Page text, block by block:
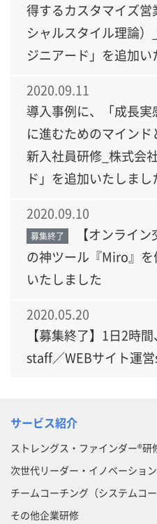
得するカスタマイズ
シャルスタイル理論
ジニアード」を追加い
2020.09.11
導入事例に、「成長
に進むためのマイン
新入社員研修_株式会
ド」を追加いたしまし
2020.09.10
募集終了
【オンライ
の神ツール『Miro』
いたしました
2020.05.20
【募集終了】1日2時
staff／WEBサイト運
サービス紹介
ストレングス・ファインダー®研
次世代リーダー・イノベーショ
チームコーチング（システムコー
その他企業研修